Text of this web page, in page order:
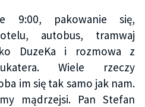
9:00, pakowanie się,
autobus, tramwaj
DuzeKa i rozmowa z
Wiele rzeczy
im się tak samo jak nam.
mądrzejsi. Pan Stefan